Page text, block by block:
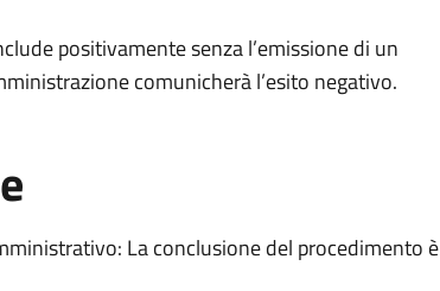
positivamente senza l’emissione di un
comunicherà l’esito negativo.
La conclusione del procedimento è